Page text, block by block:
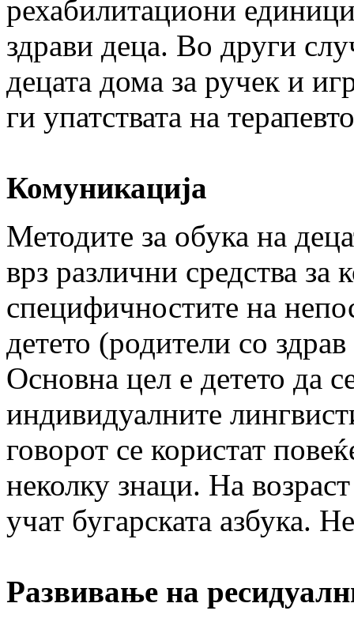
рехабилитациони
здрави деца. Во други
децата дома за ручек и
ги упатствата на
Комуникација
Методите за обука на
врз различни средства за
специфичностите на
детето (родители со
Основна цел е детето да
индивидуалните
говорот се користат
неколку знаци. На
учат бугарската азбука.
Развивање на